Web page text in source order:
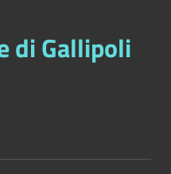
di Gallipoli